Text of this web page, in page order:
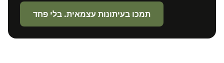
תמכו בעיתונות עצמאית. בלי פחד